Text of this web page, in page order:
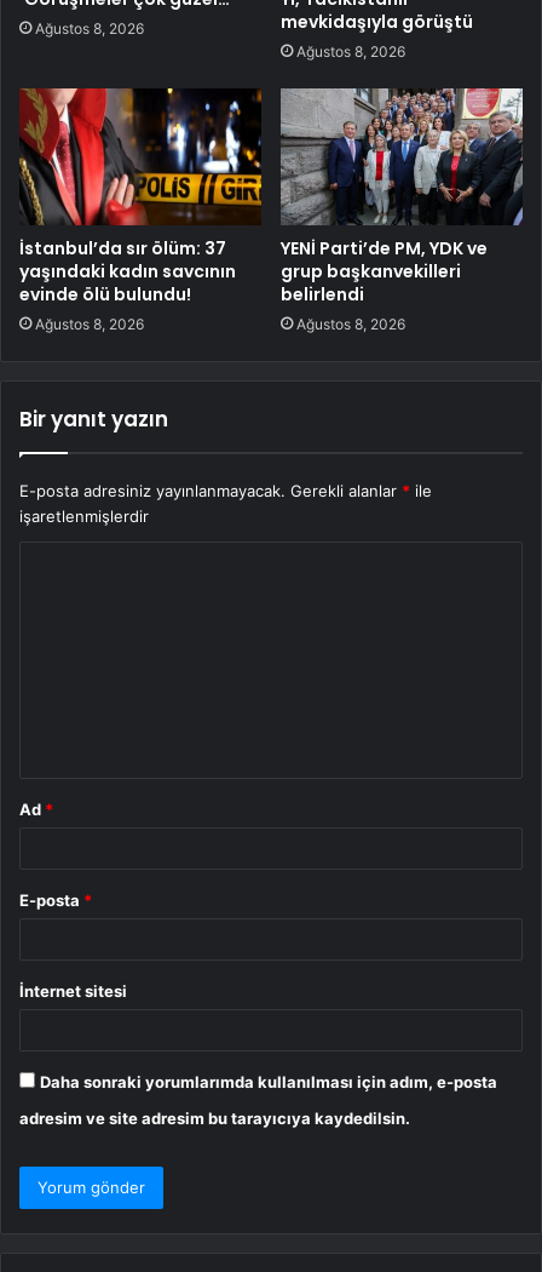
Ağustos 8, 2026
mevkidaşıyla görüştü
Ağustos 8, 2026
İstanbul’da sır ölüm: 37
yaşındaki kadın savcının
evinde ölü bulundu!
Ağustos 8, 2026
YENİ Parti’de PM, YDK ve
grup başkanvekilleri
belirlendi
Ağustos 8, 2026
Bir yanıt yazın
E-posta adresiniz yayınlanmayacak. Gerekli alanlar * ile
işaretlenmişlerdir
Ad *
E-posta *
İnternet sitesi
Daha sonraki yorumlarımda kullanılması için adım, e-posta
adresim ve site adresim bu tarayıcıya kaydedilsin.